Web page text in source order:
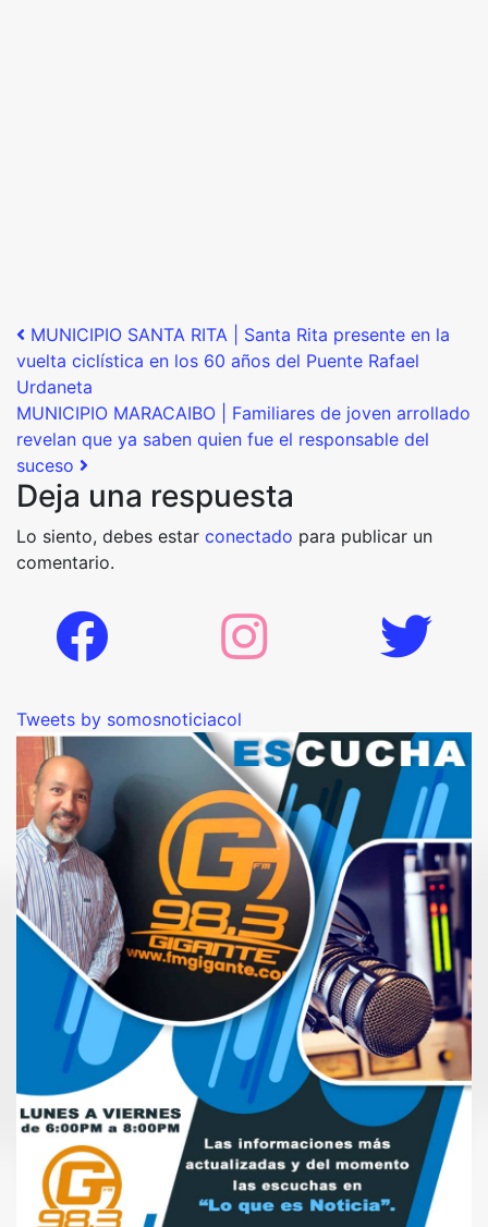
Post navigation
MUNICIPIO SANTA RITA | Santa Rita presente en la
vuelta ciclística en los 60 años del Puente Rafael
Urdaneta
MUNICIPIO MARACAIBO | Familiares de joven arrollado
revelan que ya saben quien fue el responsable del
suceso
Deja una respuesta
Lo siento, debes estar conectado para publicar un
comentario.
Tweets by somosnoticiacol